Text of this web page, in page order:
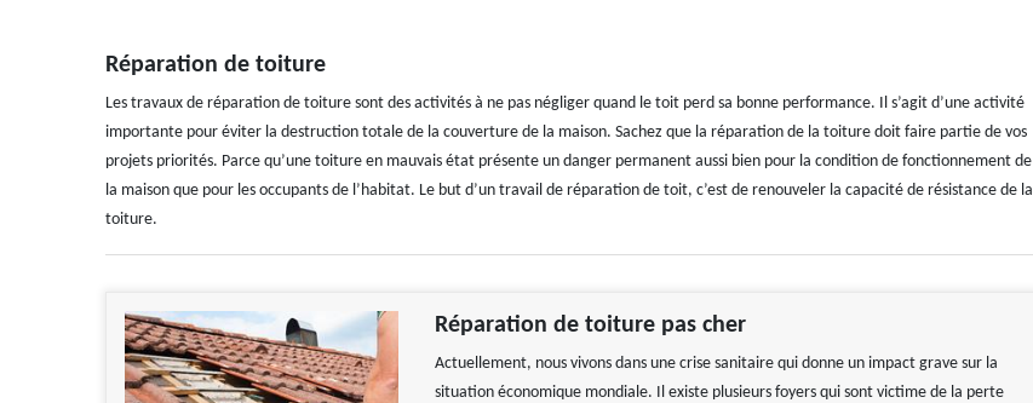
Réparation de toiture
Les travaux de réparation de toiture sont des activités à ne pas négliger quand le toit perd sa bonne performance. Il s’agit d’une activité
importante pour éviter la destruction totale de la couverture de la maison. Sachez que la réparation de la toiture doit faire partie de vos
projets priorités. Parce qu’une toiture en mauvais état présente un danger permanent aussi bien pour la condition de fonctionnement de
la maison que pour les occupants de l’habitat. Le but d’un travail de réparation de toit, c’est de renouveler la capacité de résistance de la
toiture.
Réparation de toiture pas cher
Actuellement, nous vivons dans une crise sanitaire qui donne un impact grave sur la
situation économique mondiale. Il existe plusieurs foyers qui sont victime de la perte